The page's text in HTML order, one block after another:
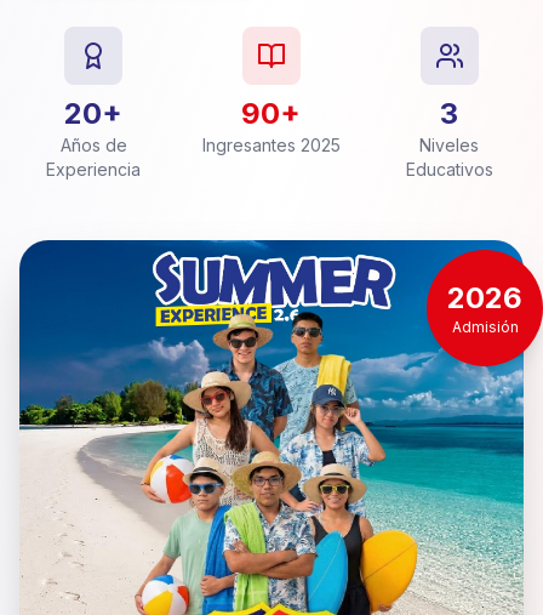
20+
Años de
Experiencia
90+
Ingresantes 2025
3
Niveles
Educativos
2026
Admisión